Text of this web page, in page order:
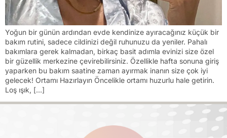
Yoğun bir günün ardından evde kendinize ayıracağınız küçük bir
bakım rutini, sadece cildinizi değil ruhunuzu da yeniler. Pahalı
bakımlara gerek kalmadan, birkaç basit adımla evinizi size özel
bir güzellik merkezine çevirebilirsiniz. Özellikle hafta sonuna giriş
yaparken bu bakım saatine zaman ayırmak inanın size çok iyi
gelecek! Ortamı Hazırlayın Öncelikle ortamı huzurlu hale getirin.
Loş ışık, […]